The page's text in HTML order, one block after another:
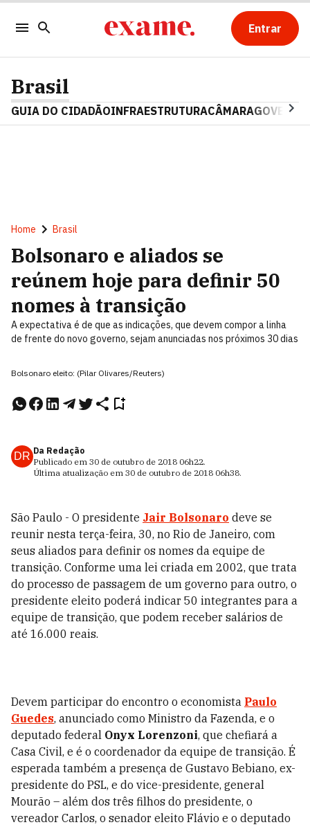
Entrar
Brasil
GUIA DO CIDADÃOINFRAESTRUTURACÂMARAGOVERNO
Home Brasil
Bolsonaro e aliados se
reúnem hoje para definir 50
nomes à transição
A expectativa é de que as indicações, que devem compor a linha
de frente do novo governo, sejam anunciadas nos próximos 30 dias
Bolsonaro eleito: (Pilar Olivares/Reuters)
DR Da Redação
Publicado em 30 de outubro de 2018 06h22.
Última atualização em 30 de outubro de 2018 06h38.
São Paulo - O presidente Jair Bolsonaro deve se
reunir nesta terça-feira, 30, no Rio de Janeiro, com
seus aliados para definir os nomes da equipe de
transição. Conforme uma lei criada em 2002, que trata
do processo de passagem de um governo para outro, o
presidente eleito poderá indicar 50 integrantes para a
equipe de transição, que podem receber salários de
até 16.000 reais.
Devem participar do encontro o economista Paulo
Guedes, anunciado como Ministro da Fazenda, e o
deputado federal Onyx Lorenzoni, que chefiará a
Casa Civil, e é o coordenador da equipe de transição. É
esperada também a presença de Gustavo Bebiano, ex-
presidente do PSL, e do vice-presidente, general
Mourão – além dos três filhos do presidente, o
vereador Carlos, o senador eleito Flávio e o deputado